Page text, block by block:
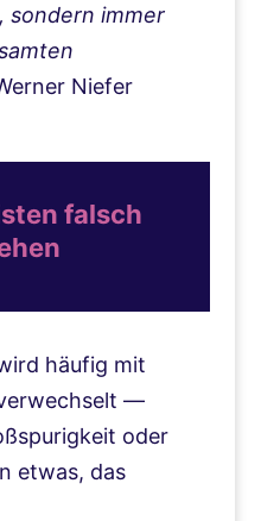
sondern immer
Niefer
falsch
häufig mit
—
oder
etwas, das